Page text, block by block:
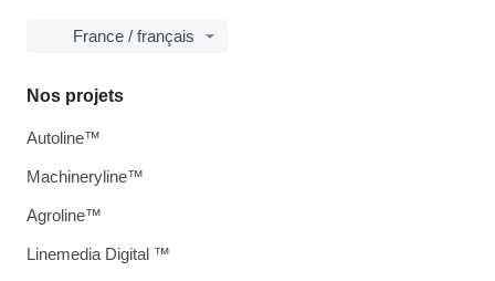
France / français
Nos projets
Autoline™
Machineryline™
Agroline™
Linemedia Digital ™